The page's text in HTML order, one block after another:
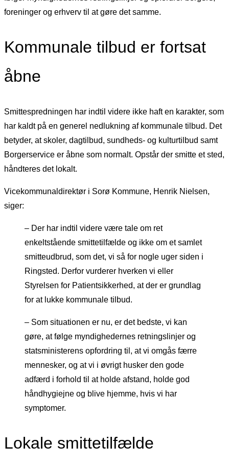
foreninger og erhverv til at gøre det samme.
Kommunale tilbud er fortsat
åbne
Smittespredningen har indtil videre ikke haft en karakter, som
har kaldt på en generel nedlukning af kommunale tilbud. Det
betyder, at skoler, dagtilbud, sundheds- og kulturtilbud samt
Borgerservice er åbne som normalt. Opstår der smitte et sted,
håndteres det lokalt.
Vicekommunaldirektør i Sorø Kommune, Henrik Nielsen,
siger:
– Der har indtil videre være tale om ret
enkeltstående smittetilfælde og ikke om et samlet
smitteudbrud, som det, vi så for nogle uger siden i
Ringsted. Derfor vurderer hverken vi eller
Styrelsen for Patientsikkerhed, at der er grundlag
for at lukke kommunale tilbud.
– Som situationen er nu, er det bedste, vi kan
gøre, at følge myndighedernes retningslinjer og
statsministerens opfordring til, at vi omgås færre
mennesker, og at vi i øvrigt husker den gode
adfærd i forhold til at holde afstand, holde god
håndhygiejne og blive hjemme, hvis vi har
symptomer.
Lokale smittetilfælde